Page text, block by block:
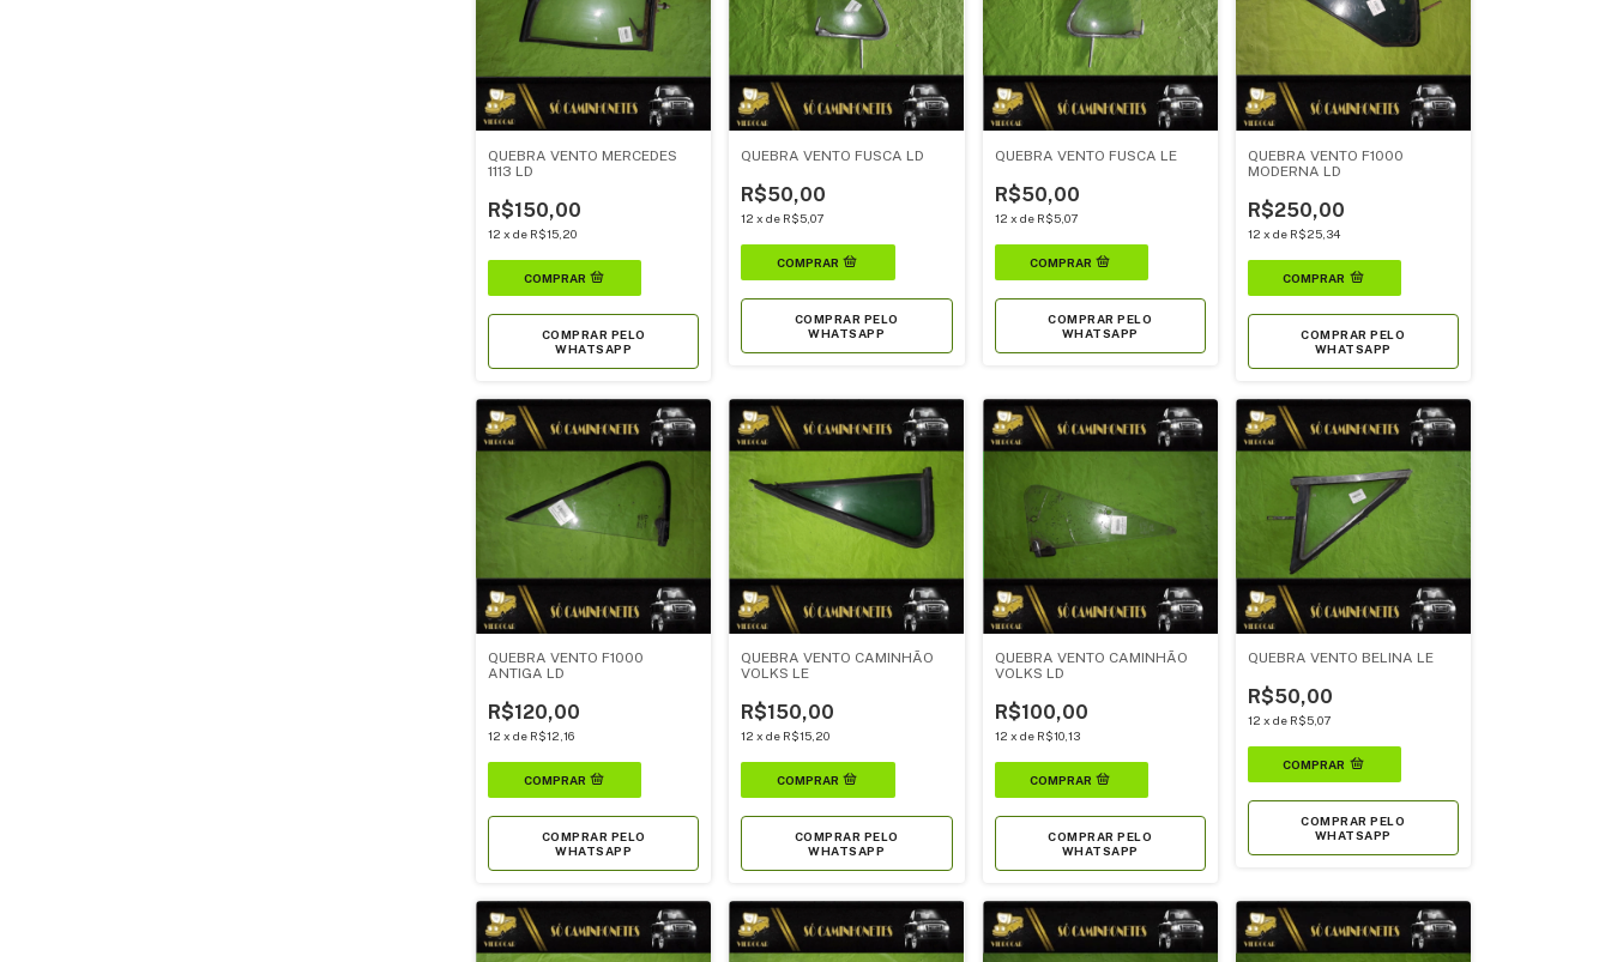
QUEBRA VENTO MERCEDES
1113 LD
R$150,00
12 x de R$15,20
COMPRAR PELO
WHATSAPP
QUEBRA VENTO FUSCA LD
R$50,00
12 xde R$5,07
COMPRAR PELO
WHATSAPP
QUEBRA VENTO FUSCA LE
R$50,00
12 x de R$5,07
COMPRAR PELO
WHATSAPP
QUEBRA VENTO F1000
MODERNA LD
R$250,00
12 x de R$25,34
COMPRAR PELO
WHATSAPP
QUEBRA VENTO F1000
ANTIGA LD
R$120,00
12 x de R$12,16
COMPRAR PELO
WHATSAPP
QUEBRA VENTO CAMINHÃO
VOLKS LE
R$150,00
12 xde R$15,20
COMPRAR PELO
WHATSAPP
QUEBRA VENTO CAMINHÃO
VOLKS LD
R$100,00
12 x de R$10,13
COMPRAR PELO
WHATSAPP
QUEBRA VENTO BELINA LE
R$50,00
12 x de R$5,07
COMPRAR PELO
WHATSAPP